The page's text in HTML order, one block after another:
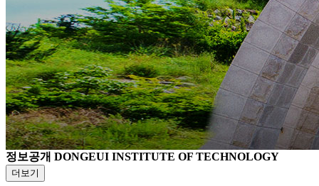
정보공개 DONGEUI INSTITUTE OF TECHNOLOGY
더보기